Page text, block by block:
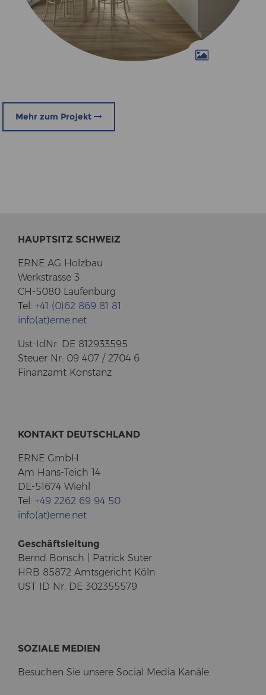
Mehr zum Projekt
HAUPT­SITZ SCHWEIZ
ERNE AG Holz­bau
Werk­stras­se 3
CH-5080 Lau­fen­burg
Tel: +41 (0)62 869 81 81
info(at)erne.net
Ust-​IdNr: DE 812933595
Steu­er Nr: 09 407 / 2704 6
Fi­nanz­amt Kon­stanz
KON­TAKT DEUTSCH­LAND
ERNE GmbH
Am Hans-​Teich 14
DE-51674 Wiehl
Tel: +49 2262 69 94 50
info(at)erne.net
Ge­schäfts­lei­tung
Bernd Bonsch | Pa­trick Suter
HRB 85872 Amts­ge­richt Köln
UST ID Nr. DE 302355579
SO­ZIA­LE ME­DI­EN
Be­su­chen Sie un­se­re So­cial Media Ka­nä­le.